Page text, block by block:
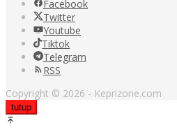
Facebook
Twitter
Youtube
Tiktok
Telegram
RSS
Copyright © 2026 - Keprizone.com
tutup